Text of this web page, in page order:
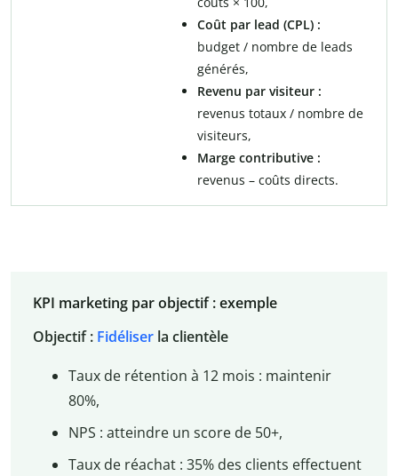
Coût par lead (CPL) :
budget / nombre de leads
générés,
Revenu par visiteur :
revenus totaux / nombre de
visiteurs,
Marge contributive :
revenus – coûts directs.
KPI marketing par objectif : exemple
Objectif : Fidéliserla clientèle
Taux de rétention à 12 mois : maintenir
80%,
NPS : atteindre un score de 50+,
Taux de réachat : 35% des clients effectuent